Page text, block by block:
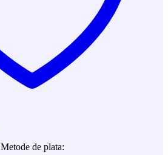
Metode de plata: